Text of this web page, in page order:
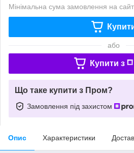
Мінімальна сума замовлення на
або
Купити з
Що таке купити з Пром?
Замовлення під захистом
Опис Характеристики